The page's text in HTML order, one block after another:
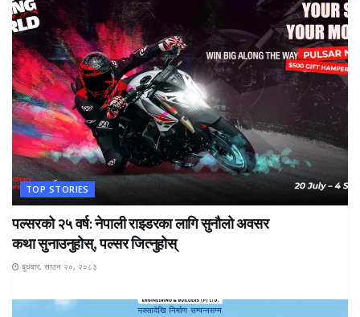
TOP STORIES
पल्सरको २५ वर्ष: नेपाली राइडरका लागि सुनौलो अवसर
कथा सुनाउनुहोस्, पल्सर जित्नुहोस्
बुधबार, साउन २०, २०८३